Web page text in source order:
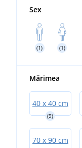
Sex
(1) (1)
Mărimea
40 x 40 cm
(9)
70 x 90 cm